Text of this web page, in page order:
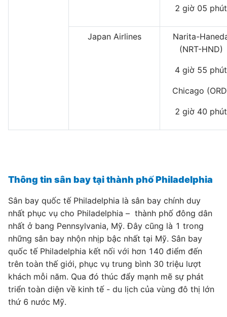
2 giờ 05 phút
Japan Airlines
Narita-
(NRT-HND)
4 giờ 55 phút
Chicago
2 giờ 40 phút
Thông tin sân bay tại thành phố Philadelphia
Sân bay quốc tế Philadelphia là sân bay chính duy
nhất phục vụ cho Philadelphia – thành phố đông dân
nhất ở bang Pennsylvania, Mỹ. Đây cũng là 1 trong
những sân bay nhộn nhịp bậc nhất tại Mỹ. Sân bay
quốc tế Philadelphia kết nối với hơn 140 điểm đến
trên toàn thế giới, phục vụ trung bình 30 triệu lượt
khách mỗi năm. Qua đó thúc đẩy mạnh mẽ sự phát
triển toàn diện về kinh tế - du lịch của vùng đô thị lớn
thứ 6 nước Mỹ.